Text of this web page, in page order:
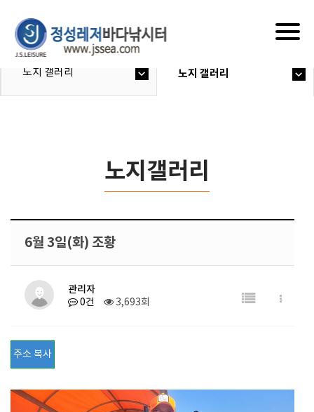
노지 갤러리 노지 갤러리
노지갤러리
6월 3일(화) 조황
관리자
0건 3,693회
주소 복사